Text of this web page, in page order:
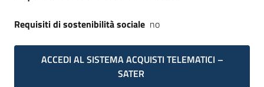
Requisiti di sostenibilità sociale no
ACCEDI AL SISTEMA ACQUISTI TELEMATICI –
SATER